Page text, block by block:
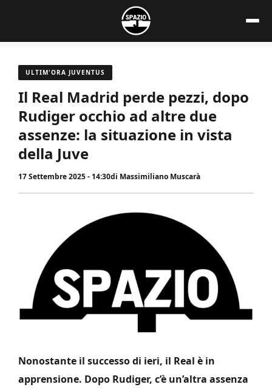
contenuto
ULTIM'ORA JUVENTUS
Il Real Madrid perde pezzi, dopo
Rudiger occhio ad altre due
assenze: la situazione in vista
della Juve
17 Settembre 2025 - 14:30di Massimiliano Muscarà
Nonostante il successo di ieri, il Real è in
apprensione. Dopo Rudiger, c’è un’altra assenza